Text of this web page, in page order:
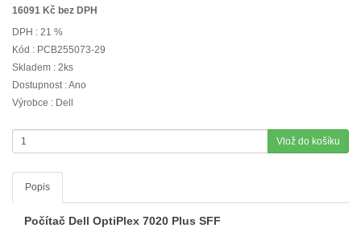
16091 Kč bez DPH
DPH : 21 %
Kód : PCB255073-29
Skladem : 2ks
Dostupnost : Ano
Výrobce : Dell
Vlož do košíku
Popis
Počítač Dell OptiPlex 7020 Plus SFF